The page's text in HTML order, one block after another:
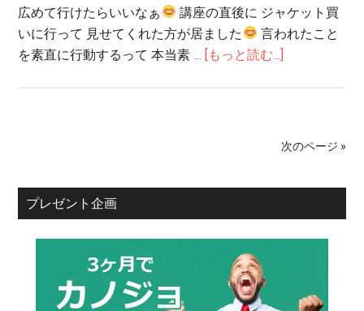
広めて行けたらいいなぁ
講座の直後に ジャケット買
いに行って 見せてくれた方が居ました
言われたこと
を素直に行動するって 本当素 … [もっと読む...]
次のページ »
プレゼント企画